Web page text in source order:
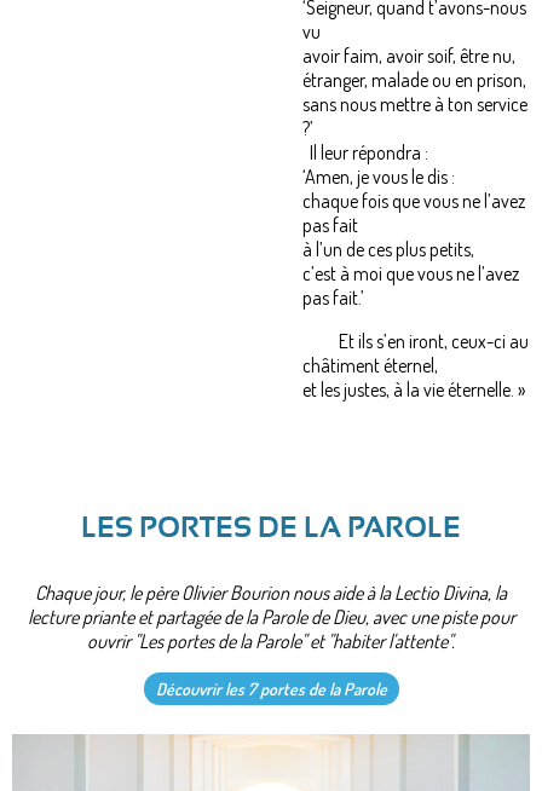
‘Seigneur, quand t’avons-nous
vu
avoir faim, avoir soif, être nu,
étranger, malade ou en prison,
sans nous mettre à ton service
?’
Il leur répondra :
‘Amen, je vous le dis :
chaque fois que vous ne l’avez
pas fait
à l’un de ces plus petits,
c’est à moi que vous ne l’avez
pas fait.’
Et ils s’en iront, ceux-ci au
châtiment éternel,
et les justes, à la vie éternelle. »
LES PORTES DE LA PAROLE
Chaque jour, le père Olivier Bourion nous aide à la Lectio Divina, la
lecture priante et partagée de la Parole de Dieu, avec une piste pour
ouvrir "Les portes de la Parole" et "habiter l'attente".
Découvrir les 7 portes de la Parole